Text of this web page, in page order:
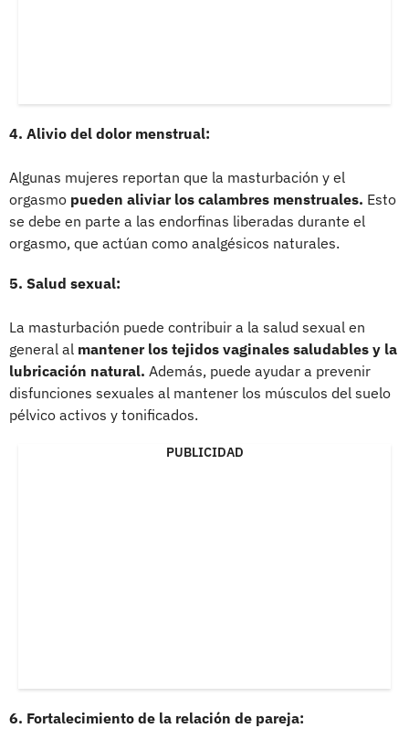
4. Alivio del dolor menstrual:
Algunas mujeres reportan que la masturbación y el
orgasmo pueden aliviar los calambres menstruales. Esto
se debe en parte a las endorfinas liberadas durante el
orgasmo, que actúan como analgésicos naturales.
5. Salud sexual:
La masturbación puede contribuir a la salud sexual en
general al mantener los tejidos vaginales saludables y la
lubricación natural. Además, puede ayudar a prevenir
disfunciones sexuales al mantener los músculos del suelo
pélvico activos y tonificados.
PUBLICIDAD
6. Fortalecimiento de la relación de pareja: